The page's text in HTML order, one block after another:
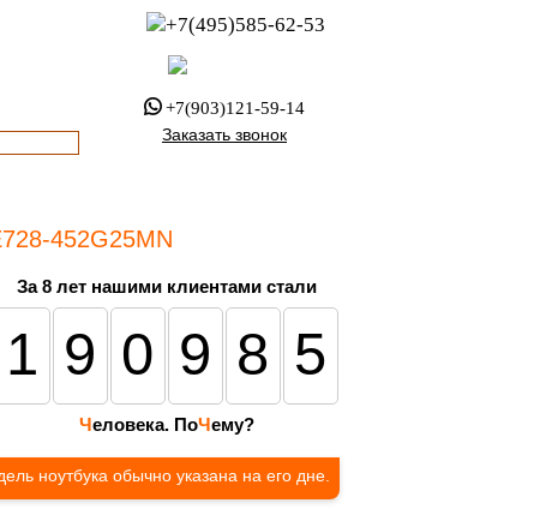
+7(495)585-62-53
+7(903)121-59-14
Заказать звонок
452G25MN
За 8 лет нашими клиентами стали
190985
Человека. ПоЧему?
ноутбука обычно указана на его дне.